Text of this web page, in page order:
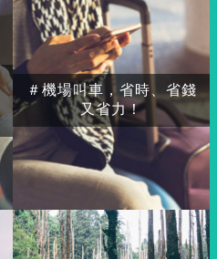
＃機場叫車，省時、省錢
又省力！